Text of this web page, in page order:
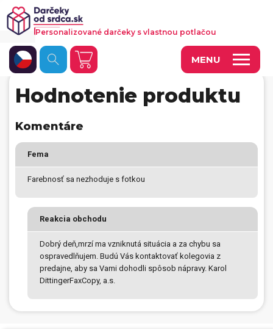
MENU
Fotoobrazy a dekorácie
Kalendáre
Fotoknihy a fotozošity
Tričká a odevy
Vankúše a iný textil
Tašky, vaky, ruksaky
Personalizované darčeky s vlastnou potlačou
Hodnotenie produktu
Komentáre
Fema
Farebnosť sa nezhoduje s fotkou
Reakcia obchodu
Dobrý deň,mrzí ma vzniknutá situácia a za chybu sa
ospravedlňujem. Budú Vás kontaktovať kolegovia z
predajne, aby sa Vami dohodli spôsob nápravy. Karol
DittingerFaxCopy, a.s.